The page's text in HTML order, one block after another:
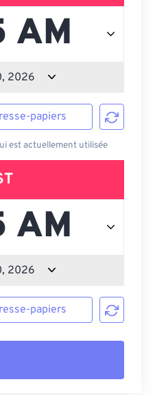
papiers
est actuellement utilisée
papiers